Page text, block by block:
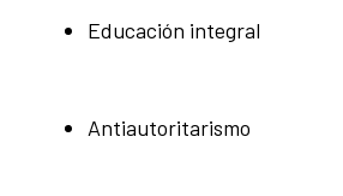
Educación integral
Antiautoritarismo